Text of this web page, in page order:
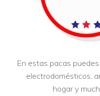
En estas pacas
electrodomésticos,
hogar y